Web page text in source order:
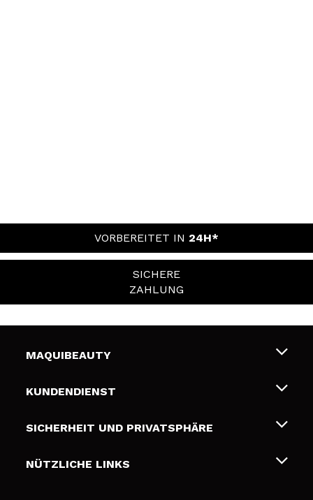
VORBEREITET IN 24H*
SICHERE
ZAHLUNG
MAQUIBEAUTY
Über uns
Geschenkkarten
KUNDENDIENST
Liefer- und Versandkosten
Zahlung
SICHERHEIT UND PRIVATSPHÄRE
Bedingungen und Datenschutz
NÜTZLICHE LINKS